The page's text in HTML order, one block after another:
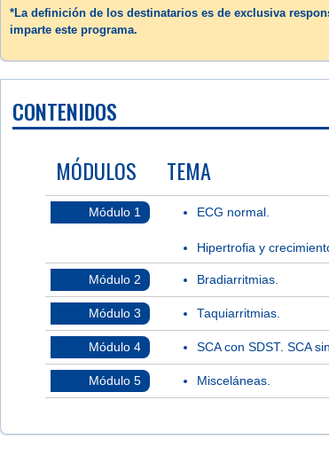
*La definición de los destinatarios es de exclusiva
imparte este programa.
CONTENIDOS
MÓDULOS
TEMA
Módulo 1 ECG normal.
Hipertrofia y
Módulo 2 Bradiarritmias.
Módulo 3 Taquiarritmias.
Módulo 4 SCA con SDST. SCA
Módulo 5 Misceláneas.